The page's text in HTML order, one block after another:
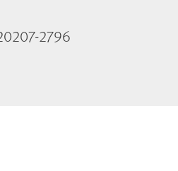
2796